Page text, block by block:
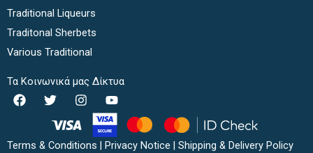
Traditional Liqueurs
Traditonal Sherbets
Various Traditional
Τα Κοινωνικά μας Δίκτυα
F
a
b
T
w
i
t
I
n
t
a
Y
o
u
t
u
Terms & Conditions | Privacy Notice | Shipping & Delivery Policy